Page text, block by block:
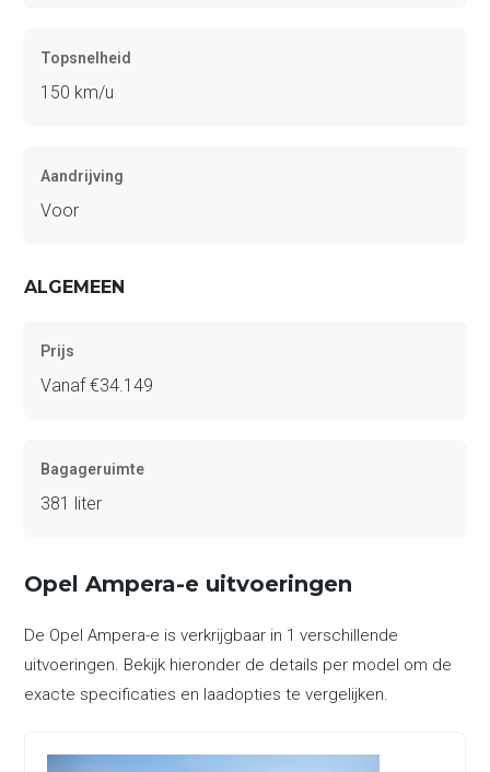
Topsnelheid
150 km/u
Aandrijving
Voor
ALGEMEEN
Prijs
Vanaf €34.149
Bagageruimte
381 liter
Opel Ampera-e uitvoeringen
De Opel Ampera-e is verkrijgbaar in 1 verschillende
uitvoeringen. Bekijk hieronder de details per model om de
exacte specificaties en laadopties te vergelijken.